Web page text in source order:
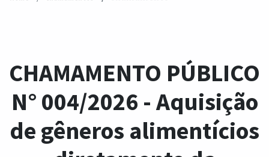
CHAMAMENTO PÚBLICO
N° 004/2026 - Aquisição
de gêneros alimentícios